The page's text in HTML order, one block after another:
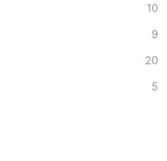
10
9
20
5